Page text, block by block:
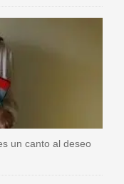
un canto al deseo